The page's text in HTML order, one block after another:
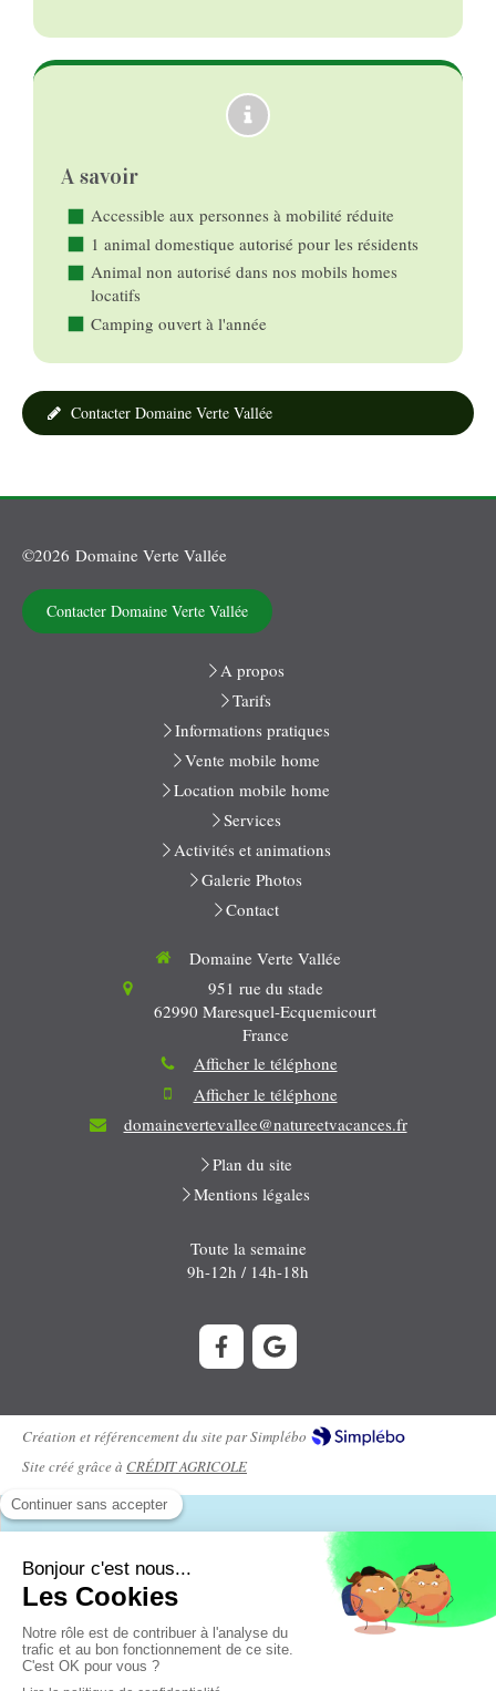
A savoir
Accessible aux personnes à mobilité réduite
1 animal domestique autorisé pour les résidents
Animal non autorisé dans nos mobils homes
locatifs
Camping ouvert à l'année
Contacter Domaine Verte Vallée
©2026 Domaine Verte Vallée
Contacter Domaine Verte Vallée
A propos
Tarifs
Informations pratiques
Vente mobile home
Location mobile home
Services
Activités et animations
Galerie Photos
Contact
Domaine Verte Vallée
951 rue du stade
62990 Maresquel-Ecquemicourt
France
Afficher le téléphone
Afficher le téléphone
domainevertevallee@natureetvacances.fr
Plan du site
Mentions légales
Toute la semaine
9h-12h / 14h-18h
Création et référencement du site par Simplébo
Site créé grâce à CRÉDIT AGRICOLE
Réserver ici
⚠️Important :
Pour toute demande concernant les aides VACAF, nous